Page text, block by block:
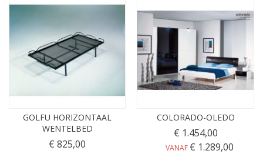
GOLFU HORIZONTAAL
WENTELBED
€ 825,00
COLORADO-OLEDO
€ 1.454,00
VANAF € 1.289,00